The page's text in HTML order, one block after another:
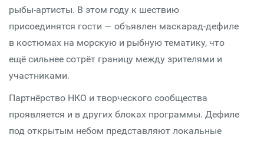
рыбы-артисты. В этом году к шествию
присоединятся гости — объявлен маскарад-дефиле
в костюмах на морскую и рыбную тематику, что
ещё сильнее сотрёт границу между зрителями и
участниками.
Партнёрство НКО и творческого сообщества
проявляется и в других блоках программы. Дефиле
под открытым небом представляют локальные